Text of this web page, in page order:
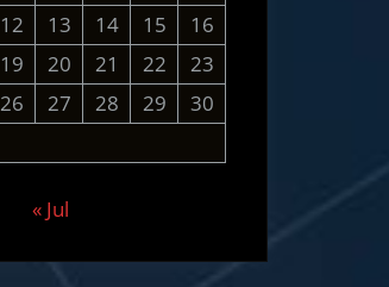
12 13 14 15
16
19 20 21 22
23
26 27 28 29
30
« Jul